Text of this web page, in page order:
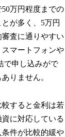
万円程度までの
が多く、5万円
査に通りやすい
マートフォンや
で申し込みがで
りません。
すると金利は若
に対応している
件が比較的緩や